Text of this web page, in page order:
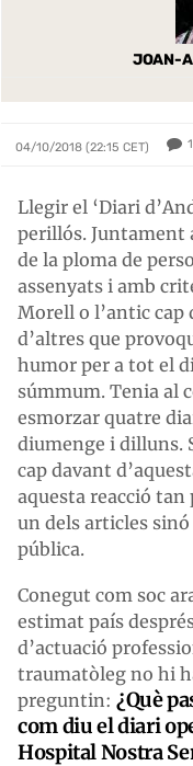
JOAN-
04/10/2018 (22:15 CET) 1
Llegir el ‘Diari
perillós. Juntament
de la ploma de
assenyats i amb
Morell o l’antic cap
d’altres que
humor per a tot el
súmmum. Tenia al
esmorzar quatre
diumenge i dilluns.
cap davant
aquesta reacció tan
un dels articles
pública.
Conegut com soc
estimat país
d’actuació
traumatòleg no hi
preguntin: ¿Què
com diu el diari
Hospital Nostra